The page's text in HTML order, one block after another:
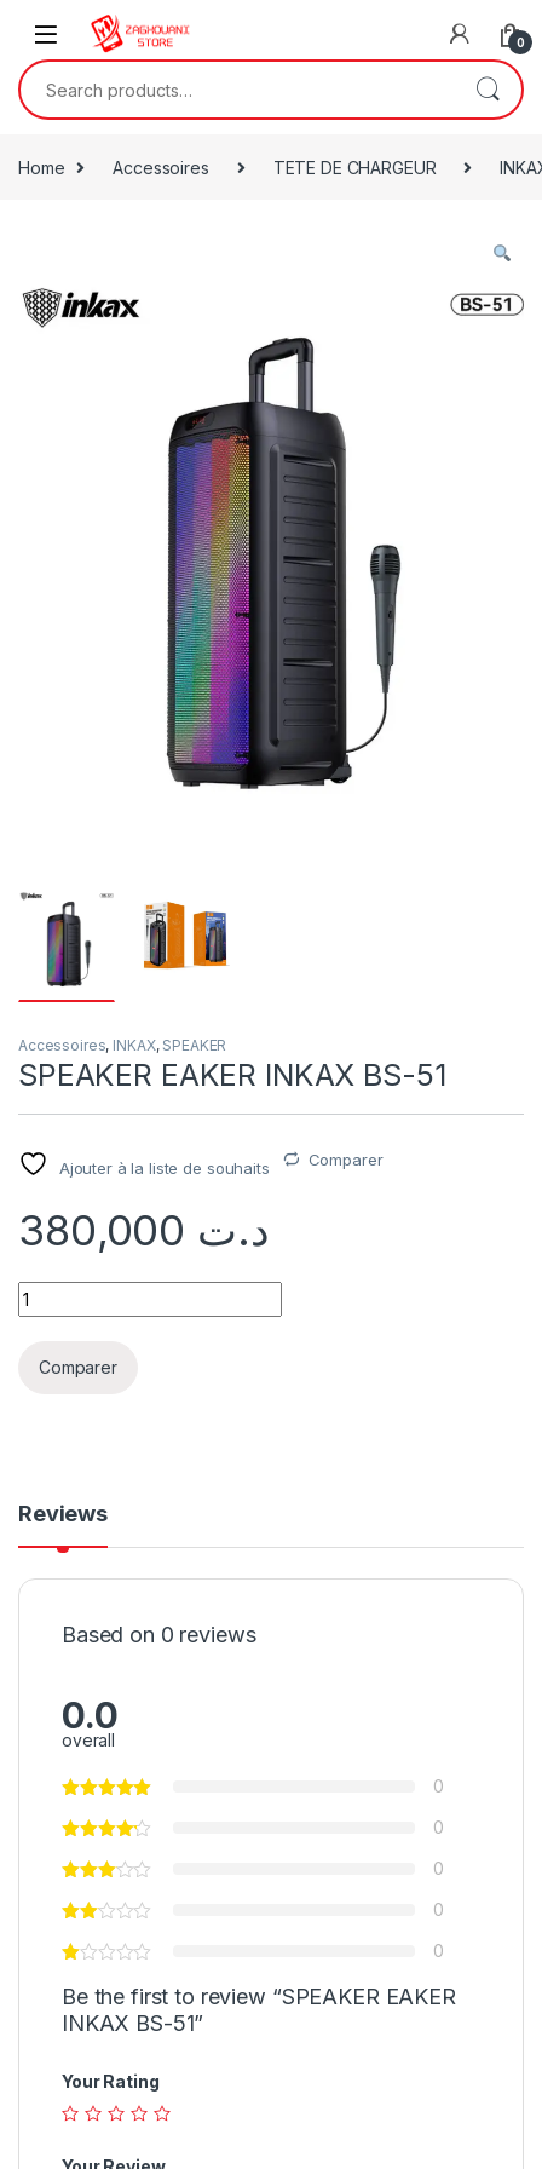
0
Home Accessoires TETE DE CHARGEUR
Accessoires, INKAX, SPEAKER
SPEAKER EAKER INKAX BS-51
Ajouter à la liste de souhaits Comparer
د.ت
Comparer
Reviews
Based on 0 reviews
0.0
overall
0
0
0
0
0
Be the first to review “SPEAKER EAKER
INKAX BS-51”
Your Rating